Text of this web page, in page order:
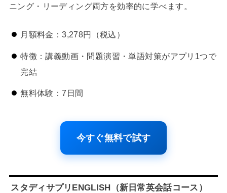
ニング・リーディング両方を効率的に学べます。
月額料金：3,278円（税込）
特徴：講義動画・問題演習・単語対策がアプリ1つで
完結
無料体験：7日間
今すぐ無料で試す
スタディサプリENGLISH（新日常英会話コース）